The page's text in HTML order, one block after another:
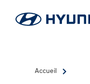
Accueil